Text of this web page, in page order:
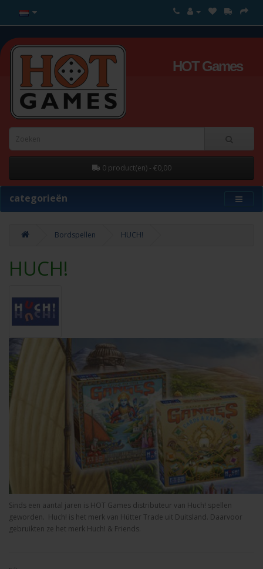
HOT Games
0 product(en) - €0,00
categorieën
Bordspellen HUCH!
HUCH!
Sinds een aantal jaren is HOT Games distributeur van Huch! spellen
geworden. Huch! is het merk van Hütter Trade uit Duitsland. Daarvoor
gebruikten ze het merk Huch! & Friends.